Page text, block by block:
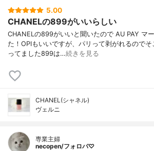
5.00
CHANELの899がいいらしい
CHANELの899がいいと聞いたので AU PAY マ
た！OPIもいいですが、パリって剥がれるので
ってました899は…続きを見る
CHANEL(シャネル)
ヴェルニ
専業主婦
necopen/フォロバ♡